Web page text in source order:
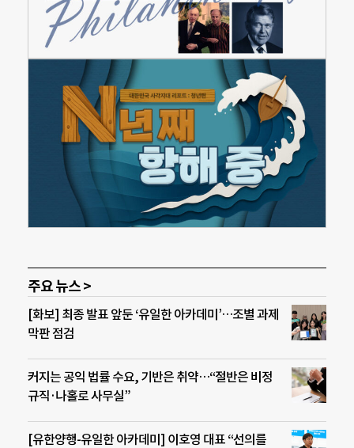
주요 뉴스 >
[화보] 최종 발표 앞둔 ‘유일한 아카데미’…조별 과제
막판 점검
커지는 공익 법률 수요, 기반은 취약…“절반은 비정
규직·나홀로 사무실”
[유한양행-유일한 아카데미] 이호영 대표 “선의를